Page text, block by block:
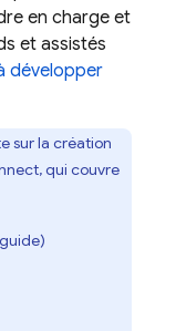
en charge et
et assistés
développer
sur la création
, qui couvre